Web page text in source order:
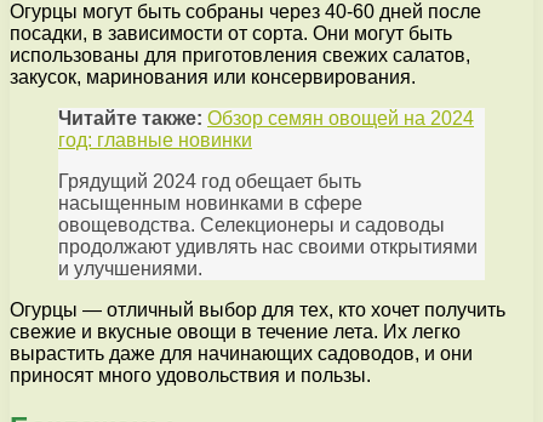
Огурцы могут быть собраны через 40-60 дней после
посадки, в зависимости от сорта. Они могут быть
использованы для приготовления свежих салатов,
закусок, маринования или консервирования.
Читайте также: Обзор семян овощей на 2024
год: главные новинки
Грядущий 2024 год обещает быть
насыщенным новинками в сфере
овощеводства. Селекционеры и садоводы
продолжают удивлять нас своими открытиями
и улучшениями.
Огурцы — отличный выбор для тех, кто хочет получить
свежие и вкусные овощи в течение лета. Их легко
вырастить даже для начинающих садоводов, и они
приносят много удовольствия и пользы.